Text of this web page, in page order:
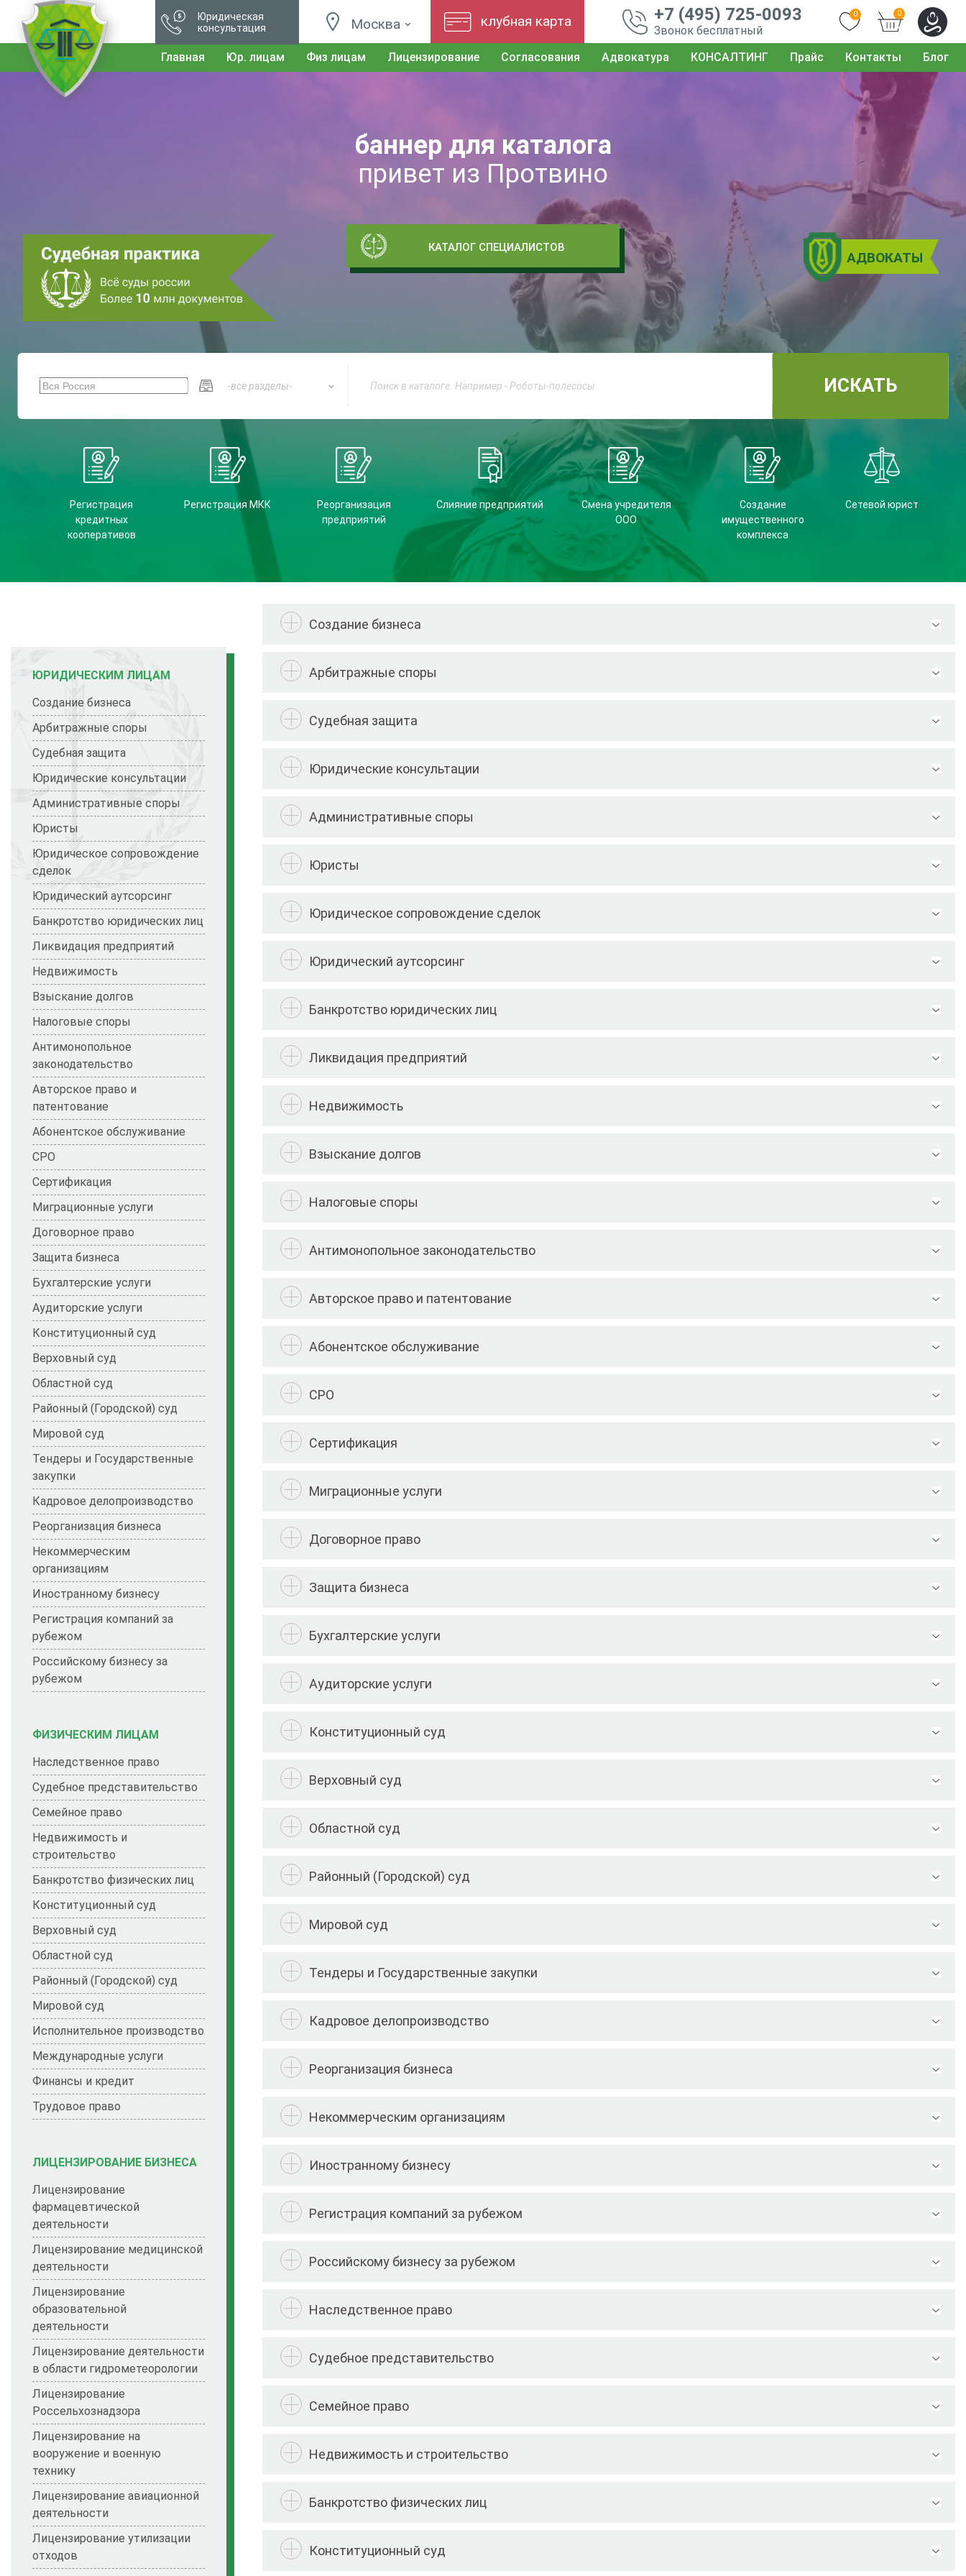
Юридическая
консультация
Москва клубная карта +7 (495) 725-0093
Звонок бесплатный
0 0
Главная Юр. лицам Физ лицам Лицензирование Согласования Адвокатура КОНСАЛТИНГ Прайс Контакты Блог
ИСКАТЬ
АДВОКАТЫ
баннер для каталога
привет из Протвино
КАТАЛОГ СПЕЦИАЛИСТОВ
Регистрация
кредитных
кооперативов
Регистрация МКК
Реорганизация
предприятий
Слияние предприятий
Смена учредителя
ООО
Создание
имущественного
комплекса
Сетевой юрист
ЮРИДИЧЕСКИМ ЛИЦАМ
Создание бизнеса
Арбитражные споры
Судебная защита
Юридические консультации
Административные споры
Юристы
Юридическое сопровождение
сделок
Юридический аутсорсинг
Банкротство юридических лиц
Ликвидация предприятий
Недвижимость
Взыскание долгов
Налоговые споры
Антимонопольное
законодательство
Авторское право и
патентование
Абонентское обслуживание
СРО
Сертификация
Миграционные услуги
Договорное право
Защита бизнеса
Бухгалтерские услуги
Аудиторские услуги
Конституционный суд
Верховный суд
Областной суд
Районный (Городской) суд
Мировой суд
Тендеры и Государственные
закупки
Кадровое делопроизводство
Реорганизация бизнеса
Некоммерческим
организациям
Иностранному бизнесу
Регистрация компаний за
рубежом
Российскому бизнесу за
рубежом
ФИЗИЧЕСКИМ ЛИЦАМ
Наследственное право
Судебное представительство
Семейное право
Недвижимость и
строительство
Банкротство физических лиц
Конституционный суд
Верховный суд
Областной суд
Районный (Городской) суд
Мировой суд
Исполнительное производство
Международные услуги
Финансы и кредит
Трудовое право
ЛИЦЕНЗИРОВАНИЕ БИЗНЕСА
Лицензирование
фармацевтической
деятельности
Лицензирование медицинской
деятельности
Лицензирование
образовательной
деятельности
Лицензирование деятельности
в области гидрометеорологии
Лицензирование
Россельхознадзора
Лицензирование на
вооружение и военную
технику
Лицензирование авиационной
деятельности
Лицензирование утилизации
отходов
Создание бизнеса
Арбитражные споры
Судебная защита
Юридические консультации
Административные споры
Юристы
Юридическое сопровождение сделок
Юридический аутсорсинг
Банкротство юридических лиц
Ликвидация предприятий
Недвижимость
Взыскание долгов
Налоговые споры
Антимонопольное законодательство
Авторское право и патентование
Абонентское обслуживание
СРО
Сертификация
Миграционные услуги
Договорное право
Защита бизнеса
Бухгалтерские услуги
Аудиторские услуги
Конституционный суд
Верховный суд
Областной суд
Районный (Городской) суд
Мировой суд
Тендеры и Государственные закупки
Кадровое делопроизводство
Реорганизация бизнеса
Некоммерческим организациям
Иностранному бизнесу
Регистрация компаний за рубежом
Российскому бизнесу за рубежом
Наследственное право
Судебное представительство
Семейное право
Недвижимость и строительство
Банкротство физических лиц
Конституционный суд